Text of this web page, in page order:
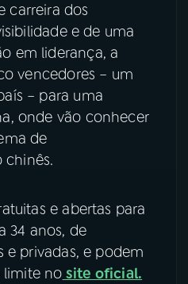
carreira dos
e de uma
em liderança, a
vencedores – um
– para uma
onde vão conhecer
de
chinês.
e abertas para
34 anos, de
e privadas, e podem
limite no site oficial.